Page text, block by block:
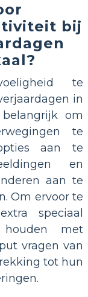
bij
te
in
om
te
aan te
en
aan te
Om ervoor te
speciaal
met
vragen van
tot hun